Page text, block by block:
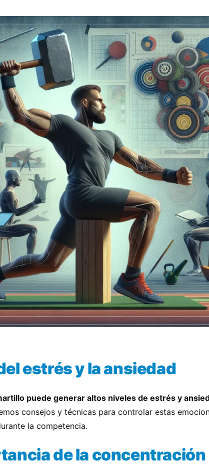
estrés y la ansiedad
puede generar altos niveles de estrés y
consejos y técnicas para controlar estas
la competencia.
de la concentración